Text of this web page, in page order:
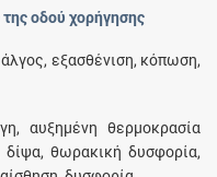
της οδού χορήγησης
εξασθένιση, κόπωση,
αυξημένη θερμοκρασία
θωρακική δυσφορία,